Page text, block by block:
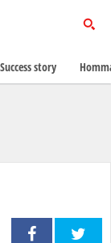
Success story